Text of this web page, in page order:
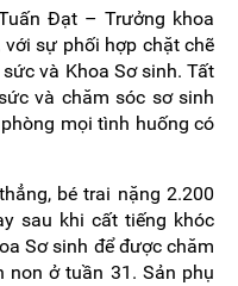
Đạt – Trưởng khoa
sự phối hợp chặt chẽ
và Khoa Sơ sinh. Tất
và chăm sóc sơ sinh
mọi tình huống có
bé trai nặng 2.200
sau khi cất tiếng khóc
Sơ sinh để được chăm
non ở tuần 31. Sản phụ